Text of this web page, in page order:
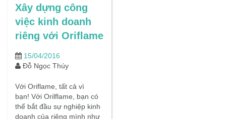
Xây dựng công
việc kinh doanh
riêng với Oriflame
15/04/2016
Đỗ Ngọc Thúy
Với Oriflame, tất cả vì
bạn! Với Orilflame, bạn có
thể bắt đầu sự nghiệp kinh
doanh của riêng mình như